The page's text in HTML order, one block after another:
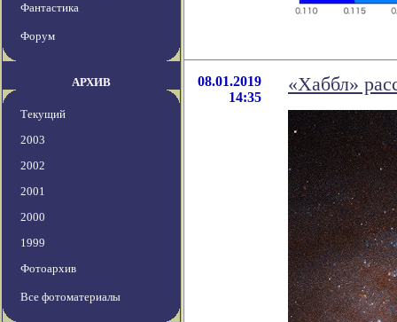
Фантастика
Форум
АРХИВ
Текущий
2003
2002
2001
2000
1999
Фотоархив
Все фотоматериалы
08.01.2019
14:35
«Хаббл»